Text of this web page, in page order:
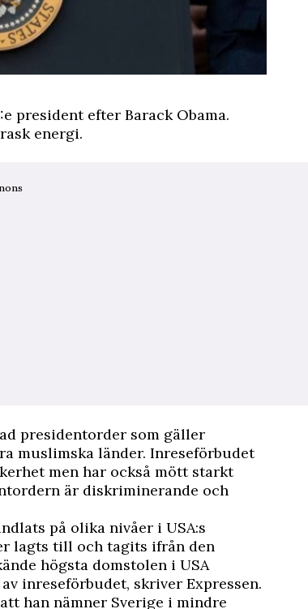
president efter Barack Obama.
energi.
presidentorder som gäller
muslimska länder. Inreseförbudet
men har också mött starkt
är diskriminerande och
på olika nivåer i USA:s
lagts till och tagits ifrån den
högsta domstolen i USA
inreseförbudet, skriver Expressen.
han nämner Sverige i mindre